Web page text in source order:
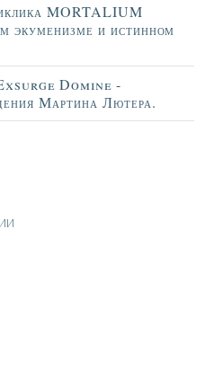
MORTALIUM
и истинном
Domine -
Мартина Лютера.